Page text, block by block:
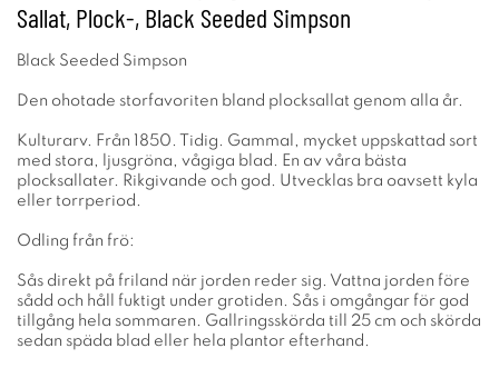
Sallat, Plock-, Black Seeded Simpson
Black Seeded Simpson
Den ohotade storfavoriten bland plocksallat genom alla år.
Kulturarv. Från 1850. Tidig. Gammal, mycket uppskattad sort
med stora, ljusgröna, vågiga blad. En av våra bästa
plocksallater. Rikgivande och god. Utvecklas bra oavsett kyla
eller torrperiod.
Odling från frö:
Sås direkt på friland när jorden reder sig. Vattna jorden före
sådd och håll fuktigt under grotiden. Sås i omgångar för god
tillgång hela sommaren. Gallringsskörda till 25 cm och skörda
sedan späda blad eller hela plantor efterhand.